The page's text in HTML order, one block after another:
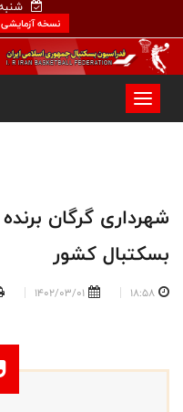
نسخه آزمایشی
شهرداری گرگان
بسکتبال کشور
18:58
1402/03/01